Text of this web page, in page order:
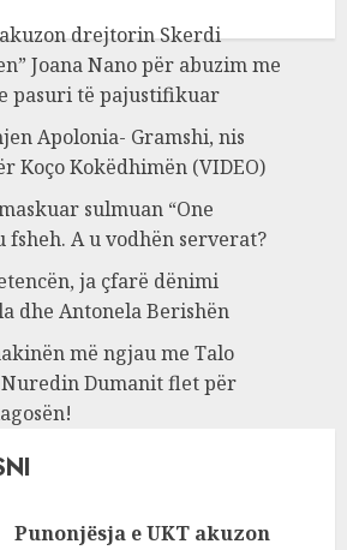
drejtorin Skerdi
Joana Nano për abuzim me
pasuri të pajustifikuar
Apolonia- Gramshi, nis
Koço Kokëdhimën (VIDEO)
sulmuan “One
fsheh. A u vodhën serverat?
ja çfarë dënimi
dhe Antonela Berishën
më ngjau me Talo
Nuredin Dumanit flet për
Punonjësja e UKT akuzon